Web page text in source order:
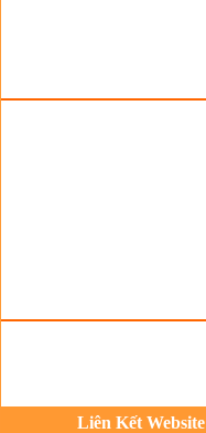
Liên Kết Website
Du lịch quốc tế Ánh Sao Mới